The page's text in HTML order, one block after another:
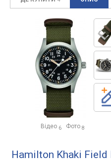
Відео 6 Фото 8
Hamilton Khaki